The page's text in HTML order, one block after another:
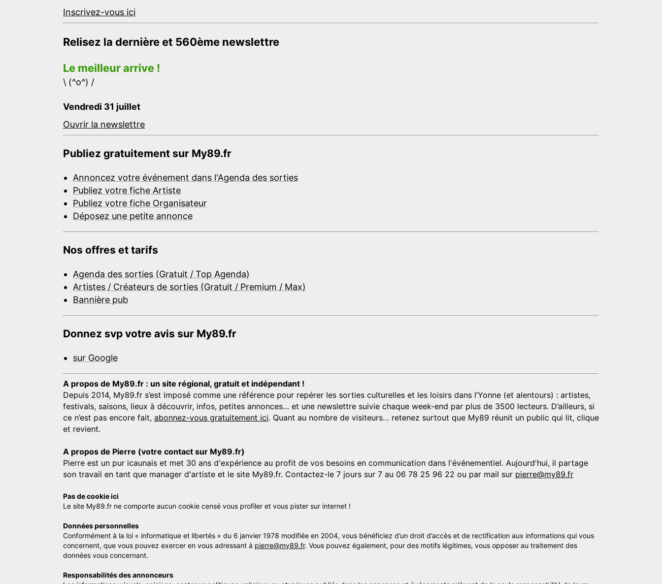
Inscrivez-vous ici
Relisez la dernière et 560ème newslettre
Le meilleur arrive !
\ (^o^) /
Vendredi 31 juillet
Ouvrir la newslettre
Publiez gratuitement sur My89.fr
Annoncez votre événement dans l'Agenda des sorties
Publiez votre fiche Artiste
Publiez votre fiche Organisateur
Déposez une petite annonce
Nos offres et tarifs
Agenda des sorties (Gratuit / Top Agenda)
Artistes / Créateurs de sorties (Gratuit / Premium / Max)
Bannière pub
Donnez svp votre avis sur My89.fr
sur Google
A propos de My89.fr : un site régional, gratuit et indépendant !
Depuis 2014, My89.fr s’est imposé comme une référence pour repérer les sorties culturelles et les loisirs dans l’Yonne (et alentours) : artistes,
festivals, saisons, lieux à découvrir, infos, petites annonces… et une newslettre suivie chaque week-end par plus de 3500 lecteurs. D’ailleurs, si
ce n’est pas encore fait, abonnez-vous gratuitement ici. Quant au nombre de visiteurs… retenez surtout que My89 réunit un public qui lit, clique
et revient.
A propos de Pierre (votre contact sur My89.fr)
Pierre est un pur icaunais et met 30 ans d'expérience au profit de vos besoins en communication dans l'événementiel. Aujourd'hui, il partage
son travail en tant que manager d'artiste et le site My89.fr. Contactez-le 7 jours sur 7 au 06 78 25 96 22 ou par mail sur pierre@my89.fr
Pas de cookie ici
Le site My89.fr ne comporte aucun cookie censé vous profiler et vous pister sur internet !
Données personnelles
Conformément à la loi « informatique et libertés » du 6 janvier 1978 modifiée en 2004, vous bénéficiez d’un droit d’accès et de rectification aux informations qui vous
concernent, que vous pouvez exercer en vous adressant à pierre@my89.fr. Vous pouvez également, pour des motifs légitimes, vous opposer au traitement des
données vous concernant.
Responsabilités des annonceurs